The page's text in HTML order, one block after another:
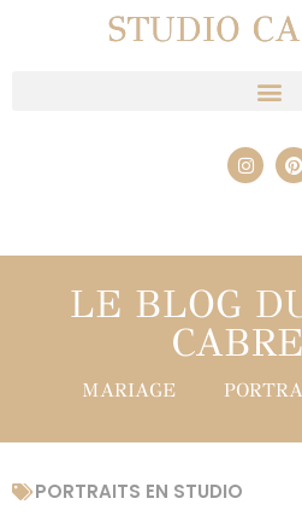
STUDIO
LE BLOG
MARIAGE
PORTRAITS EN STUDIO